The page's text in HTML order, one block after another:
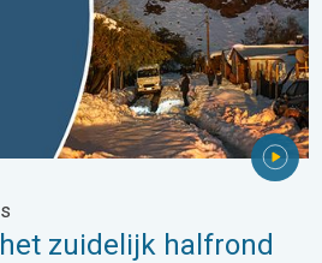
zuidelijk halfrond